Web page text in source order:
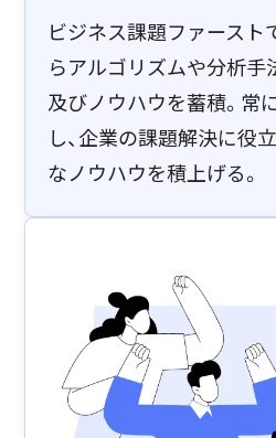
ビジネス課題ファースト
らアルゴリズムや分析手
及びノウハウを蓄積。常
し、企業の課題解決に役
なノウハウを積上げる。​